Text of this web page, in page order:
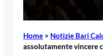
Home > Notizie Bari
assolutamente vincere